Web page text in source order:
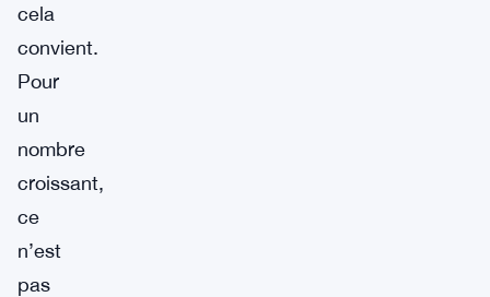
cela
convient.
Pour
un
nombre
croissant,
ce
n’est
pas